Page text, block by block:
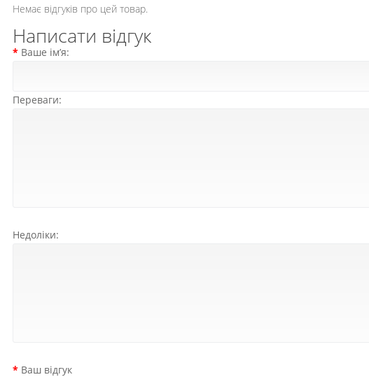
Немає відгуків про цей товар.
Написати відгук
Ваше ім’я:
Переваги:
Недоліки:
Ваш відгук